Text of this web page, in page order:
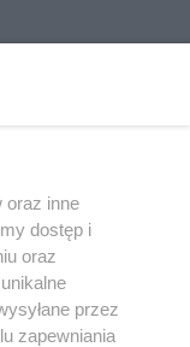
oraz inne
dostęp i
oraz
przez
zapewniania